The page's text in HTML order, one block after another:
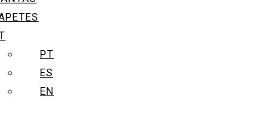
PT
ES
EN
Campus de Campolide
1099-032 Lisboa
Web: www.arbitragemdeconsumo.org
Área geográfica abrangida: Contratos celebrados no